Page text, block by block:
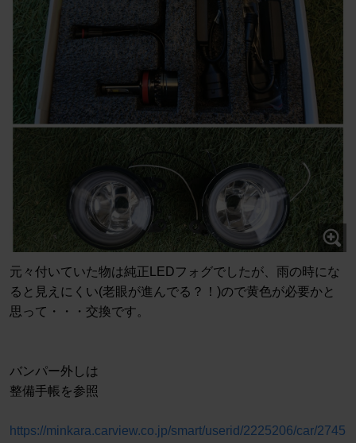
元々付いていた物は純正LEDフォグでしたが、雨の時にな
ると見えにくい(老眼が進んでる？！)ので黄色が必要かと
思って・・・交換です。
バンパー外しは
整備手帳を参照
https://minkara.carview.co.jp/smart/userid/2225206/car/2745